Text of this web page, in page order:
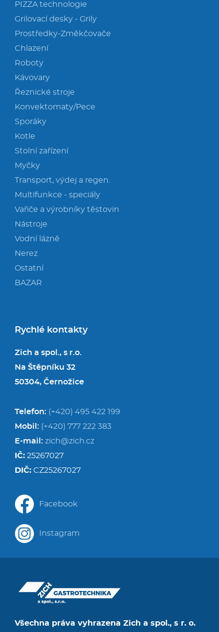
Všechna práva vyhrazena Zich a spol., s r. o.
PIZZA technologie
Grilovací desky - Grily
Prostředky-Změkčovače
Chlazení
Roboty
Kávovary
Řeznické stroje
Konvektomaty/Pece
Sporáky
Kotle
Stolní zařízení
Myčky
Transport, výdej a regen.
Multifunkce - speciály
Vařiče a výrobníky těstovin
Nástroje
Vodní lázně
Nerez
Ostatní
BAZAR
Rychlé kontakty
Zich a spol., s r.o.
Na Štěpníku 32
50304, Černožice
Telefon: (+420) 495 422 199
Mobil: (+420) 777 222 383
E-mail: zich@zich.cz
IČ: 25267027
DIČ: CZ25267027
Facebook
Instagram